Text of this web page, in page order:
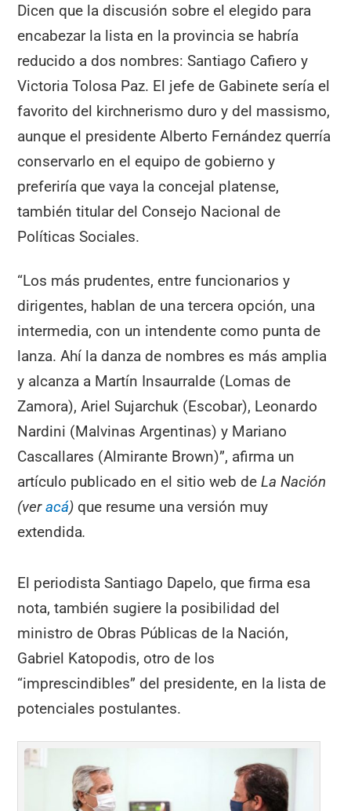
Dicen que la discusión sobre el elegido para
encabezar la lista en la provincia se habría
reducido a dos nombres: Santiago Cafiero y
Victoria Tolosa Paz. El jefe de Gabinete sería el
favorito del kirchnerismo duro y del massismo,
aunque el presidente Alberto Fernández querría
conservarlo en el equipo de gobierno y
preferiría que vaya la concejal platense,
también titular del Consejo Nacional de
Políticas Sociales.
“Los más prudentes, entre funcionarios y
dirigentes, hablan de una tercera opción, una
intermedia, con un intendente como punta de
lanza. Ahí la danza de nombres es más amplia
y alcanza a Martín Insaurralde (Lomas de
Zamora), Ariel Sujarchuk (Escobar), Leonardo
Nardini (Malvinas Argentinas) y Mariano
Cascallares (Almirante Brown)”, afirma un
artículo publicado en el sitio web deLa Nación
(veracá) que resume una versión muy
extendida.
El periodista Santiago Dapelo, que firma esa
nota, también sugiere la posibilidad del
ministro de Obras Públicas de la Nación,
Gabriel Katopodis, otro de los
“imprescindibles” del presidente, en la lista de
potenciales postulantes.